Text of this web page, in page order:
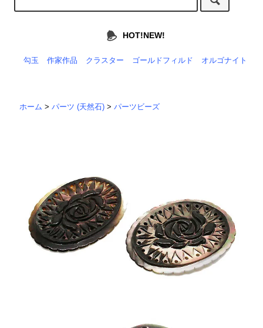
HOT!NEW!
勾玉 作家作品 クラスター ゴールドフィルド オルゴナイト
ホーム >パーツ (天然石) >パーツビーズ